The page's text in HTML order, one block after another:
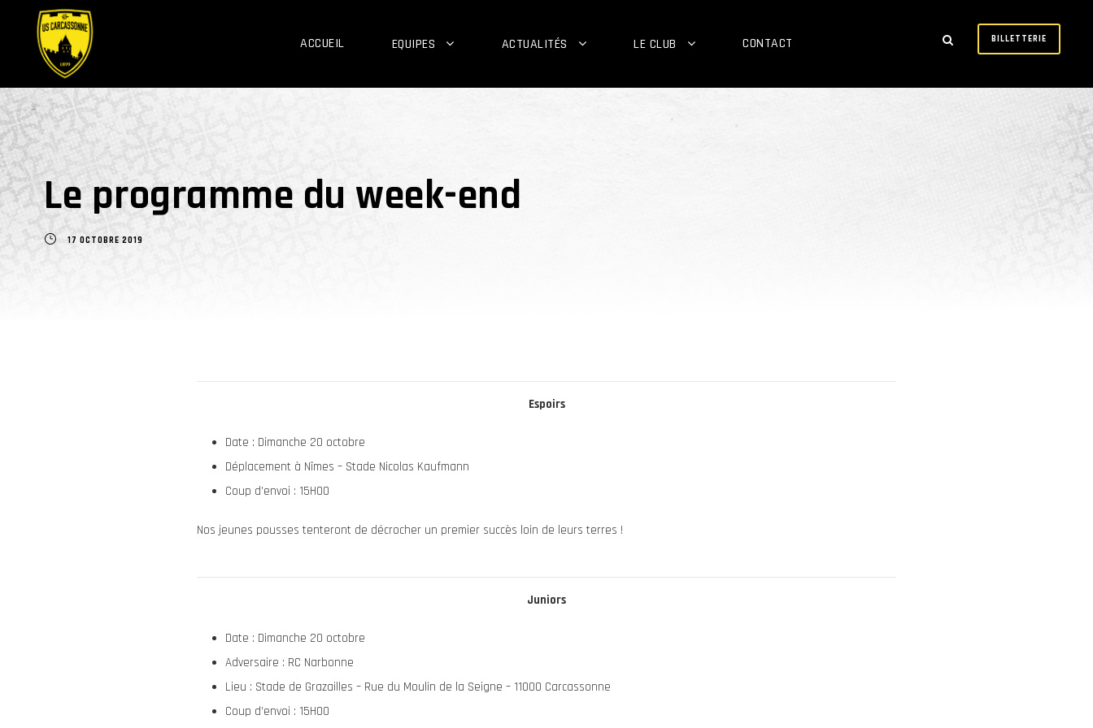
ACCUEIL EQUIPES ACTUALITÉS LE CLUB CONTACT BILLETTERIE
Le programme du week-end
17 OCTOBRE 2019
Espoirs
Date : Dimanche 20 octobre
Déplacement à Nîmes – Stade Nicolas Kaufmann
Coup d’envoi : 15H00
Nos jeunes pousses tenteront de décrocher un premier succès loin de leurs terres !
Juniors
Date : Dimanche 20 octobre
Adversaire : RC Narbonne
Lieu : Stade de Grazailles – Rue du Moulin de la Seigne – 11000 Carcassonne
Coup d’envoi : 15H00